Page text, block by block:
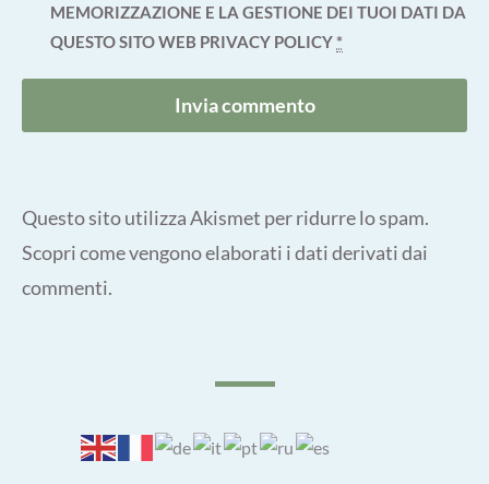
MEMORIZZAZIONE E LA GESTIONE DEI TUOI DATI DA
QUESTO SITO WEB PRIVACY POLICY*
Questo sito utilizza Akismet per ridurre lo spam.
Scopri come vengono elaborati i dati derivati dai
commenti.